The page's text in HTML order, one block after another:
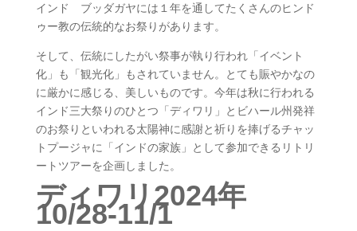
インド ブッダガヤには１年を通してたくさんのヒンド
ゥー教の伝統的なお祭りがあります。
そして、伝統にしたがい祭事が執り行われ「イベント
化」も「観光化」もされていません。とても賑やかなの
に厳かに感じる、美しいものです。今年は秋に行われる
インド三大祭りのひとつ「ディワリ」とビハール州発祥
のお祭りといわれる太陽神に感謝と祈りを捧げるチャッ
トプージャに「インドの家族」として参加できるリトリ
ートツアーを企画しました。
ディワリ2024年
10/28-11/1